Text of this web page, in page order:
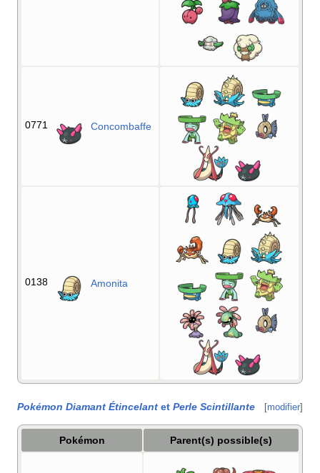
0771 Concombaffe
0138 Amonita
Pokémon Diamant Étincelant et Perle Scintillante [modifier]
Pokémon Parent(s) possible(s)